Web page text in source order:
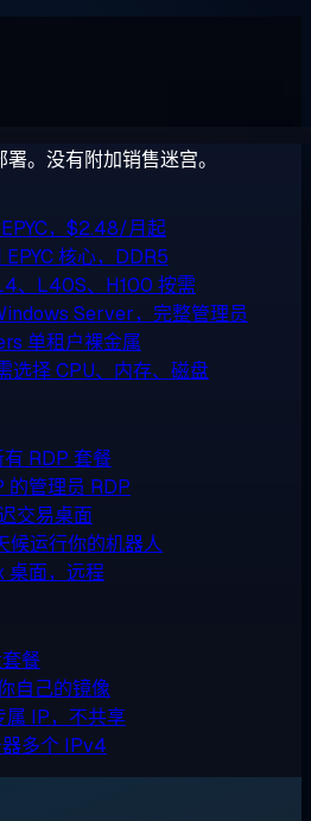
。没有附加销售迷宫。
，$2.48/月起
EPYC 核心，DDR5
、L40S、H100 按需
Server，完整管理员
单租户裸金属
选择 CPU、内存、磁盘
有 RDP 套餐
的管理员 RDP
交易桌面
候运行你的机器人
桌面，远程
餐
自己的镜像
属 IP，不共享
多个 IPv4